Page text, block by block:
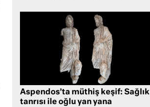
Aspendos’ta müthiş keşif: Sağlık
tanrısı ile oğlu yan yana